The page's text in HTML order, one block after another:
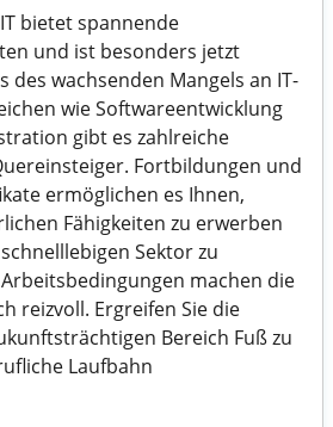
bietet spannende
und ist besonders jetzt
des wachsenden Mangels an IT-
wie Softwareentwicklung
gibt es zahlreiche
Fortbildungen und
ermöglichen es Ihnen,
Fähigkeiten zu erwerben
Sektor zu
machen die
reizvoll. Ergreifen Sie die
Bereich Fuß zu
Laufbahn